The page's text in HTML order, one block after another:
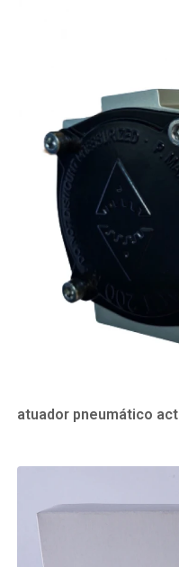
atuador pneumático act